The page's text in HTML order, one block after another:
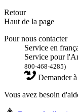
Retour
Haut de la page
Pour nous contacter
Service en
Service pour
800-468-4285)
Demander
Vous avez besoin